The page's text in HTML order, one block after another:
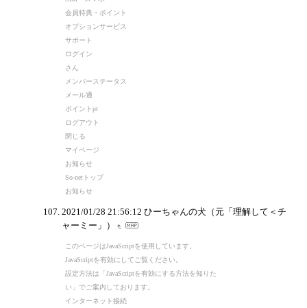
会員特典・ポイント
オプションサービス
サポート
ログイン
さん
メンバーステータス
メール通
ポイントpt
ログアウト
閉じる
マイページ
お知らせ
So-netトップ
お知らせ
2021/01/28 21:56:12 ひーちゃんの犬（元「理解して＜チ
ャーミー」）
このページはJavaScriptを使用しています。
JavaScriptを有効にしてご覧ください。
設定方法は「JavaScriptを有効にする方法を知りた
い」でご案内しております。
インターネット接続